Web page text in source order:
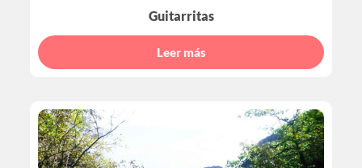
Guitarritas
Leer más